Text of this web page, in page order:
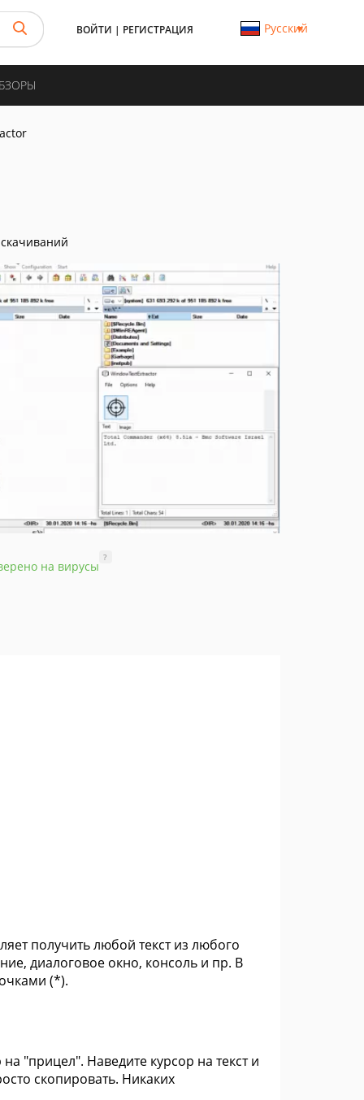
ВОЙТИ | РЕГИСТРАЦИЯ Русский
на вирусы
?
получить любой текст из любого
диалоговое окно, консоль и пр. В
(*).
"прицел". Наведите курсор на текст и
скопировать. Никаких